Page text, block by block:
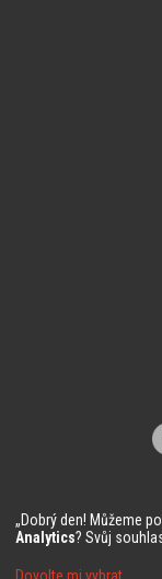
„Dobrý den! Můžeme
Analytics? Svůj